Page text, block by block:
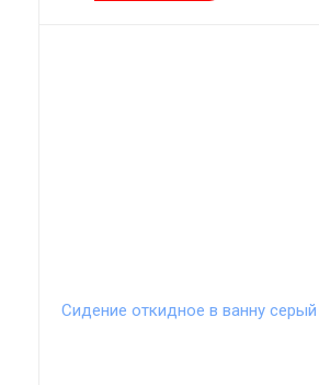
Сидение откидное в ванну